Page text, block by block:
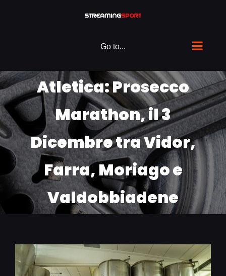
Go to...
Atletica: Prosecco
Marathon, il 3
Dicembre tra Vidor,
Farra, Moriago e
Valdobbiadene